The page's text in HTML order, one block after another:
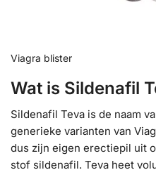
Viagra blister
Wat is Sildenafil
Sildenafil Teva is de naam
generieke varianten van
dus zijn eigen erectiepil uit
stof sildenafil. Teva heet